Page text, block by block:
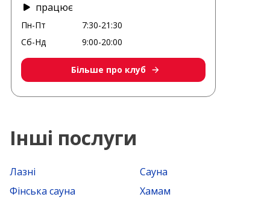
працює
Пн-Пт
7:30-21:30
Сб-Нд
9:00-20:00
Більше про клуб
Інші послуги
Лазні
Сауна
Фінська сауна
Хамам